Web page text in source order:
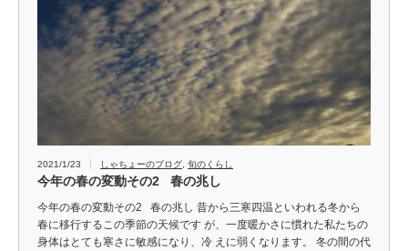
2021/1/23 しゃちょーのブログ 旬のくらし
今年の春の変動その2 春の兆し
今年の春の変動その2 春の兆し 昔から三寒四温といわれる冬から
春に移行するこの季節の天候です が、一度暖かさに慣れた私たちの
身体はとても寒さに敏感になり、冷 えに弱くなります。 冬の間の代